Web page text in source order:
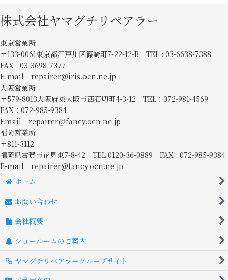
株式会社ヤマグチリペアラー
東京営業所
〒133-0061東京都江戸川区篠崎町7-22-12-B TEL : 03-6638-7388
FAX : 03-3698-7377
E-mail repairer@iris.ocn.ne.jp
大阪営業所
〒579-8013大阪府東大阪市西石切町4-3-12 TEL：072-981-4569
FAX：072-985-9384
Email repairer@fancy.ocn.ne.jp
福岡営業所
〒811-3112
福岡県古賀市花見東7-8-42 TEL:0120-36-0889 FAX : 072-985-9384
E-mail repairer@fancy.ocn.ne.jp
ホーム
お問い合わせ
会社概要
ショールームのご案内
ヤマグチリペアラーグループサイト